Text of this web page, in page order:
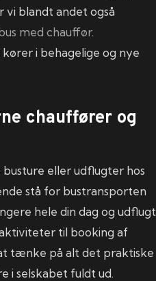
vi blandt andet også
med chauffør.
i behagelige og nye
chauffører og
eller udflugter hos
stå for bustransporten
hele din dag og udflugt
til booking af
tænke på alt det praktiske
i selskabet fuldt ud.